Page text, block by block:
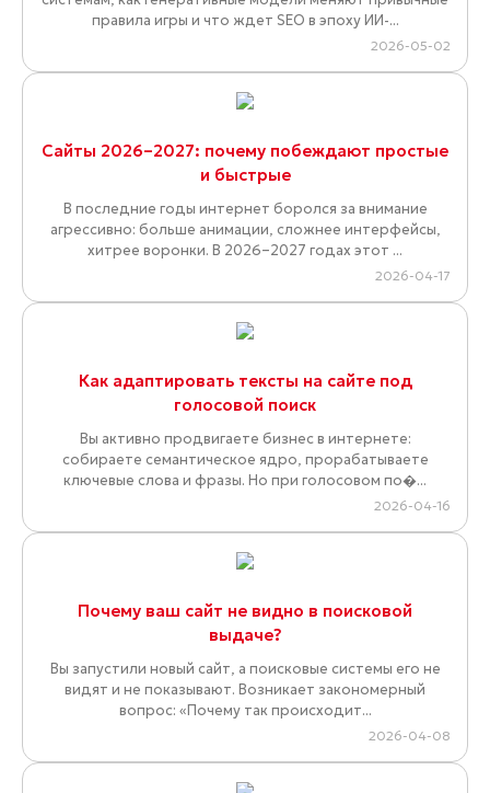
правила игры и что ждет SEO в эпоху ИИ-...
2026-05-02
Сайты 2026–2027: почему побеждают простые
и быстрые
В последние годы интернет боролся за внимание
агрессивно: больше анимации, сложнее интерфейсы,
хитрее воронки. В 2026–2027 годах этот ...
2026-04-17
Как адаптировать тексты на сайте под
голосовой поиск
Вы активно продвигаете бизнес в интернете:
собираете семантическое ядро, прорабатываете
ключевые слова и фразы. Но при голосовом по�...
2026-04-16
Почему ваш сайт не видно в поисковой
выдаче?
Вы запустили новый сайт, а поисковые системы его не
видят и не показывают. Возникает закономерный
вопрос: «Почему так происходит...
2026-04-08